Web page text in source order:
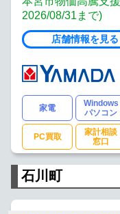
2026/08/31まで)
店舗情報を見る
家電
Windows
パソコン
PC買取
家計相談
窓口
石川町